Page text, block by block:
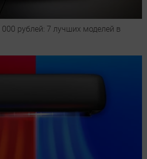
рублей: 7 лучших моделей в